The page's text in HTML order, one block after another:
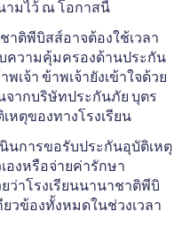
ามไว้ ณ โอกาสนี้
าติพีบิสส์อาจต้องใช้เวลา
ความคุ้มครองด้านประกัน
เจ้า ข้าพเจ้ายังเข้าใจด้วย
จากบริษัทประกันภัย บุตร
ตุของทางโรงเรียน
นการขอรับประกันอุบัติเหตุ
องหรือจ่ายค่ารักษา
ยว่าโรงเรียนนานาชาติพีบิ
วข้องทั้งหมดในช่วงเวลา